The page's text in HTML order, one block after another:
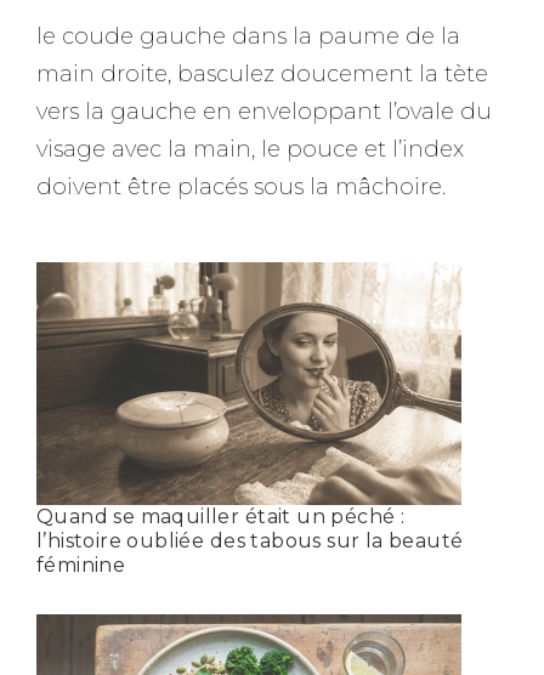
le coude gauche dans la paume de la
main droite, basculez doucement la tète
vers la gauche en enveloppant l’ovale du
visage avec la main, le pouce et l’index
doivent être placés sous la mâchoire.
Quand se maquiller était un péché :
l’histoire oubliée des tabous sur la beauté
féminine